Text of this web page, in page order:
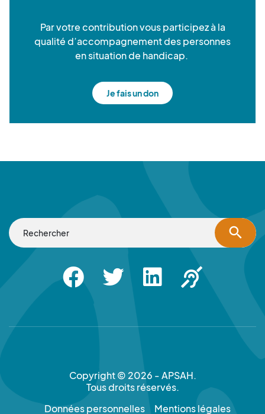
Par votre contribution vous participez à la
qualité d’accompagnement des personnes
en situation de handicap.
Je fais un don
search
FacebookTwitter LinkedinApsah Sourd
Copyright © 2026 - APSAH.
Tous droits réservés.
Données personnelles
Mentions légales